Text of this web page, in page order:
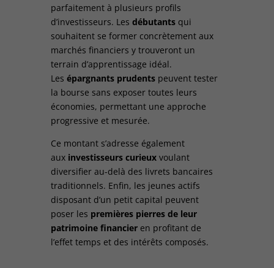
parfaitement à plusieurs profils
d’investisseurs. Les débutants qui
souhaitent se former concrètement aux
marchés financiers y trouveront un
terrain d’apprentissage idéal.
Les épargnants prudents peuvent tester
la bourse sans exposer toutes leurs
économies, permettant une approche
progressive et mesurée.
Ce montant s’adresse également
aux investisseurs curieux voulant
diversifier au-delà des livrets bancaires
traditionnels. Enfin, les jeunes actifs
disposant d’un petit capital peuvent
poser les premières pierres de leur
patrimoine financier en profitant de
l’effet temps et des intérêts composés.